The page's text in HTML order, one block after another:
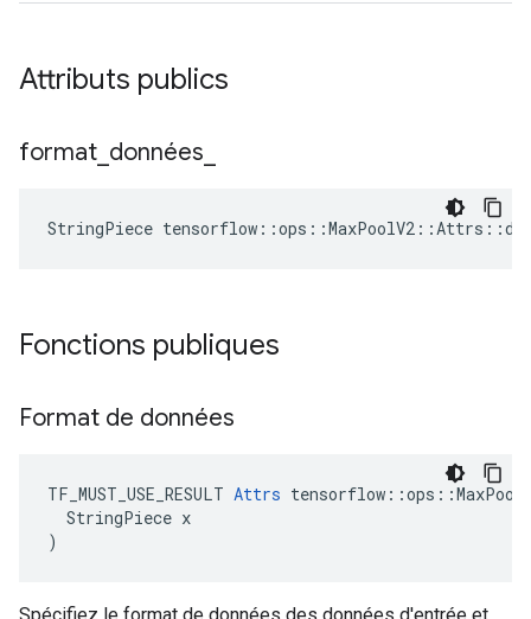
Attributs publics
format données
StringPiece
Fonctions publiques
Format de données
TF_MUST_USE_RESULT Attrs
  StringPiece x
)